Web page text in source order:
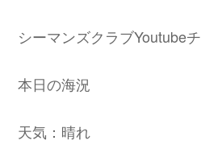
シーマンズクラブYoutube
本日の海況
天気：晴れ